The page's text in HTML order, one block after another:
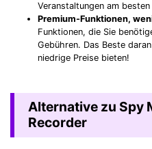
Veranstaltungen am
Premium-Funktionen,
Funktionen, die Sie
Gebühren. Das Beste
niedrige Preise bieten!
Alternative zu Spy
Recorder